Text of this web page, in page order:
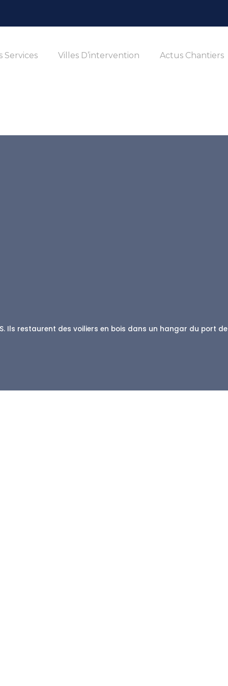
Services Villes D’intervention Actus Chantiers
Ils restaurent des voiliers en bois dans un hangar du port